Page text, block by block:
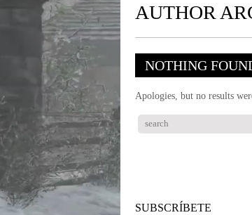
AUTHOR
NOTHING
Apologies, but no results
SUBSCRÍBETE